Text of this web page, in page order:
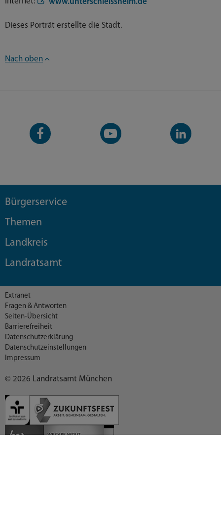
Dieses Porträt erstellte die Stadt.
Nach oben
Facebook-
Seite
YouTube-
Kanal
LinkedIn-
Kanal
Bürgerservice
Themen
Landkreis
Landratsamt
© 2026 Landratsamt München
Extranet
Fragen & Antworten
Seiten-Übersicht
Barrierefreiheit
Datenschutzerklärung
Datenschutzeinstellungen
Impressum